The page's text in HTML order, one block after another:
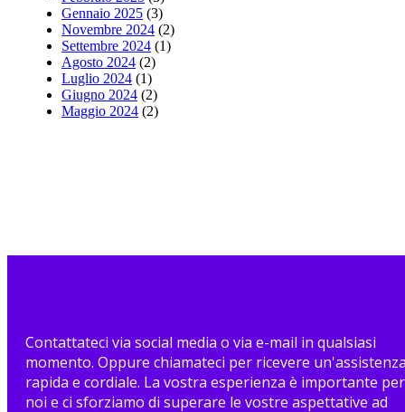
Gennaio 2025 (3)
Novembre 2024 (2)
Settembre 2024 (1)
Agosto 2024 (2)
Luglio 2024 (1)
Giugno 2024 (2)
Maggio 2024 (2)
Contattateci via social media o via e-mail in qualsiasi
momento. Oppure chiamateci per ricevere
rapida e cordiale. La vostra esperienza è importante per
noi e ci sforziamo di superare le vostre aspettative ad